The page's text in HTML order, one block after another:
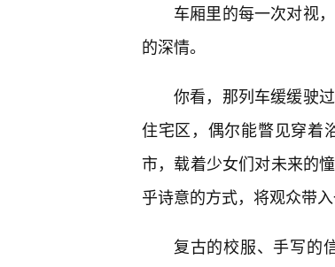
车厢里的每一次对视
的深情。
你看，那列车缓缓驶
住宅区，偶尔能瞥见穿着
市，载着少女们对未来的
乎诗意的方式，将观众带
复古的校服、手写的